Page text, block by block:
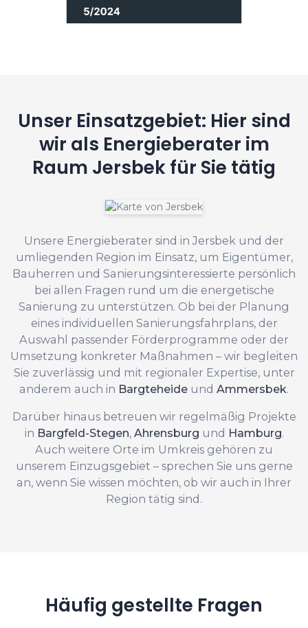
Unser Einsatzgebiet: Hier sind
wir als Energieberater im
Raum Jersbek für Sie tätig
Unsere Energieberater sind in Jersbek und der
umliegenden Region im Einsatz, um Eigentümer,
Bauherren und Sanierungsinteressierte persönlich
bei allen Fragen rund um die energetische
Sanierung zu unterstützen. Ob bei der Planung
eines individuellen Sanierungsfahrplans, der
Auswahl passender Förderprogramme oder der
Umsetzung konkreter Maßnahmen – wir begleiten
Sie zuverlässig und mit regionaler Expertise, unter
anderem auch in Bargteheide und Ammersbek.
Darüber hinaus betreuen wir regelmäßig Projekte
in Bargfeld-Stegen, Ahrensburg und Hamburg.
Auch weitere Orte im Umkreis gehören zu
unserem Einzugsgebiet – sprechen Sie uns gerne
an, wenn Sie wissen möchten, ob wir auch in Ihrer
Region tätig sind.
Häufig gestellte Fragen